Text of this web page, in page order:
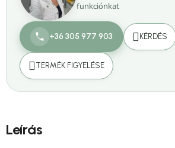
funkciónkat
+36 305 977 903 KÉRDÉS
TERMÉK FIGYELÉSE
Leírás